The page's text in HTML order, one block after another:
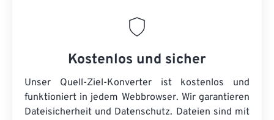
Kostenlos und sicher
Unser Quell-Ziel-Konverter ist kostenlos und
funktioniert in jedem Webbrowser. Wir garantieren
Dateisicherheit und Datenschutz. Dateien sind mit